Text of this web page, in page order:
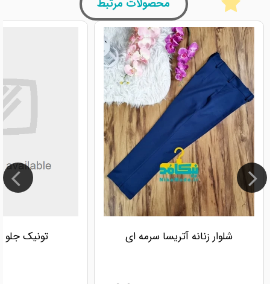
محصولات مرتبط
شلوار زنانه آتریسا سرمه ای تونیک جلو